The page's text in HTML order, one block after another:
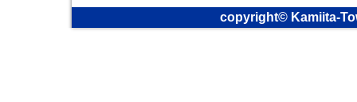
copyright© Kamiita-